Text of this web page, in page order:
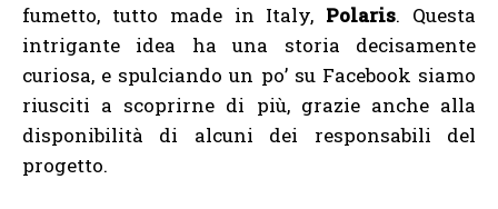
fumetto, tutto made in Italy, Polaris. Questa
intrigante idea ha una storia decisamente
curiosa, e spulciando un po’ su Facebook siamo
riusciti a scoprirne di più, grazie anche alla
disponibilità di alcuni dei responsabili del
progetto.